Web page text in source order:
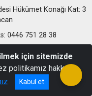
Hükümet Konağı Kat: 3
0446 751 28 38
için sitemizde
politikamız hakkında
Kabul et